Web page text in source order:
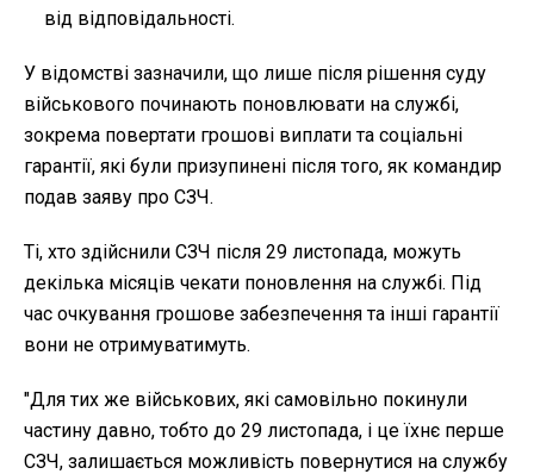
від відповідальності.
У відомстві зазначили, що лише після рішення суду
військового починають поновлювати на службі,
зокрема повертати грошові виплати та соціальні
гарантії, які були призупинені після того, як командир
подав заяву про СЗЧ.
Ті, хто здійснили СЗЧ після 29 листопада, можуть
декілька місяців чекати поновлення на службі. Під
час очкування грошове забезпечення та інші гарантії
вони не отримуватимуть.
"Для тих же військових, які самовільно покинули
частину давно, тобто до 29 листопада, і це їхнє перше
СЗЧ, залишається можливість повернутися на службу